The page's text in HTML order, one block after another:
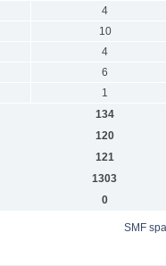
4
10
4
6
1
134
120
121
1303
0
SMF